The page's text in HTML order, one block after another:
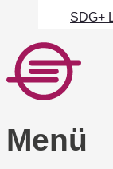
SDG+
Menü